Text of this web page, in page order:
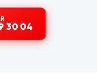
30 04